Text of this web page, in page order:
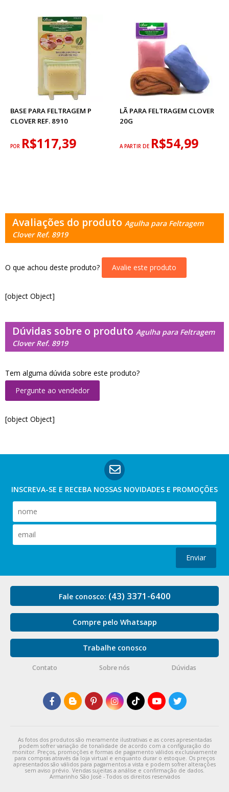
BASE PARA FELTRAGEM P
CLOVER REF. 8910
POR R$117,39
LÃ PARA FELTRAGEM CLOVER
20G
A PARTIR DE R$54,99
Avaliações do produto Agulha para Feltragem
Clover Ref. 8919
O que achou deste produto? Avalie este produto
[object Object]
Dúvidas sobre o produto Agulha para Feltragem
Clover Ref. 8919
Tem alguma dúvida sobre este produto?
Pergunte ao vendedor
[object Object]
INSCREVA-SE E RECEBA NOSSAS NOVIDADES E PROMOÇÕES
Enviar
Fale conosco: (43) 3371-6400
Compre pelo Whatsapp
Trabalhe conosco
Contato Sobre nós Dúvidas
As fotos dos produtos são meramente ilustrativas e as cores apresentadas
podem sofrer variação de tonalidade de acordo com a configuração do
monitor. Preços, promoções e formas de pagamento válidos exclusivamente
para compras através da loja virtual e enquanto durar o estoque. Os preços
apresentados são válidos para pagamentos a vista e podem sofrer alterações
sem aviso prévio. Vendas sujeitas a análise e confirmação de dados.
Armarinho São José - Todos os direitos reservados